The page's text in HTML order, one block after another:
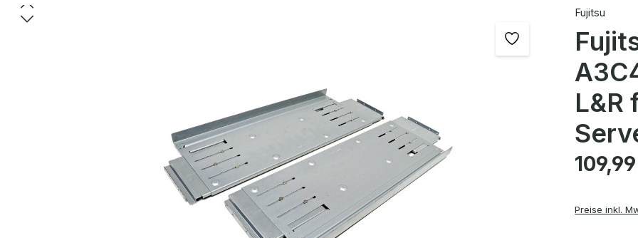
Bildergalerie überspringen Fujitsu
L&R
Regulärer
Preise inkl.